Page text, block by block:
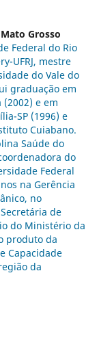
Grosso
Federal do Rio
UFRJ, mestre
do Vale do
graduação em
e em
SP (1996) e
Cuiabano.
Saúde do
do
Federal
na Gerência
no
de
do Ministério da
produto da
Capacidade
da